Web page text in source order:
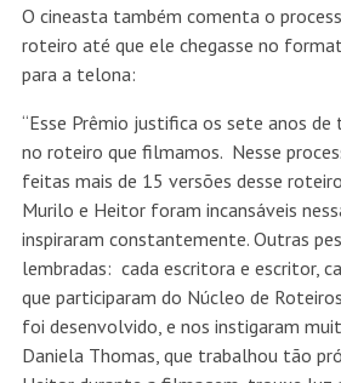
O cineasta também comenta o
roteiro até que ele chegasse no
para a telona:
“Esse Prêmio justifica os sete anos de
no roteiro que filmamos. Nesse
feitas mais de 15 versões desse
Murilo e Heitor foram incansáveis
inspiraram constantemente. Outras
lembradas: cada escritora e escritor,
que participaram do Núcleo de
foi desenvolvido, e nos instigaram
Daniela Thomas, que trabalhou tão